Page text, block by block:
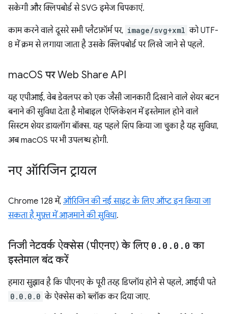
सकेगी और क्लिपबोर्ड से SVG इमेज चिपकाएं.
काम करने वाले दूसरे सभी प्लैटफ़ॉर्म पर, image/svg+xml को UTF-
8 में क्रम से लगाया जाता है उसके क्लिपबोर्ड पर लिखे जाने से पहले.
macOS पर Web Share API
यह एपीआई, वेब डेवलपर को एक जैसी जानकारी दिखाने वाले शेयर बटन
बनाने की सुविधा देता है मोबाइल ऐप्लिकेशन में इस्तेमाल होने वाले
सिस्टम शेयर डायलॉग बॉक्स. यह पहले शिप किया जा चुका है यह सुविधा,
अब macOS पर भी उपलब्ध होगी.
नए ऑरिजिन ट्रायल
Chrome 128 में, ऑरिजिन की नई साइट के लिए ऑप्ट इन किया जा
सकता है मुफ़्त में आज़माने की सुविधा.
निजी नेटवर्क ऐक्सेस (पीएनए) के लिए 0 . 0 . 0 . 0 का
इस्तेमाल बंद करें
हमारा सुझाव है कि पीएनए के पूरी तरह डिप्लॉय होने से पहले, आईपी पते
0.0.0.0 के ऐक्सेस को ब्लॉक कर दिया जाए.